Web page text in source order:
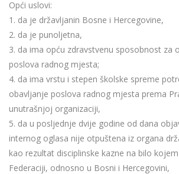
Opći uslovi:
1. da je državljanin Bosne i Hercegovine,
2. da je punoljetna,
3. da ima opću zdravstvenu sposobnost za
poslova radnog mjesta;
4. da ima vrstu i stepen školske spreme
obavljanje poslova radnog mjesta prema
unutrašnjoj organizaciji,
5. da u posljednje dvije godine od dana
internog oglasa nije otpuštena iz organa
kao rezultat disciplinske kazne na bilo
Federaciji, odnosno u Bosni i Hercegovini,